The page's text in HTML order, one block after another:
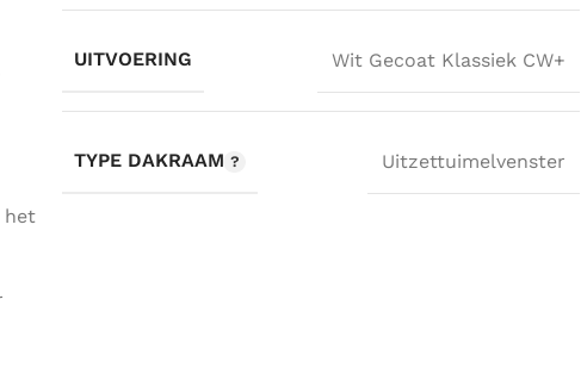
het
UITVOERING Wit Gecoat Klassiek CW+
TYPE DAKRAAM Uitzettuimelvenster